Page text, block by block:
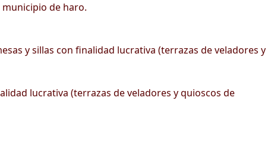
de haro.
y sillas con finalidad lucrativa (terrazas de veladores y
lucrativa (terrazas de veladores y quioscos de